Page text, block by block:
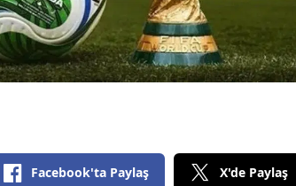
Edirne
Elazığ
Eskişehir
Facebook'ta Paylaş X'de Paylaş